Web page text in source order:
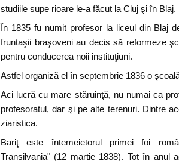
studiile supe rioare le-a făcut la Cluj şi în Blaj.
În 1835 fu numit profesor la liceul din Blaj
fruntaşii braşoveni au decis să reformeze
pentru conducerea noii instituţiuni.
Astfel organiză el în septembrie 1836 o
Aci lucră cu mare stăruinţă, nu numai ca
profesoratul, dar şi pe alte terenuri. Dintre
ziaristica.
Bariţ este întemeietorul primei foi
Transilvania" (12 martie 1838). Tot în anul